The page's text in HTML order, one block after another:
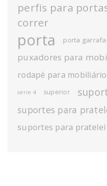
perfis para
correr
porta porta
puxadores para
rodapé para
serie 4 superior
suportes para
suportes para